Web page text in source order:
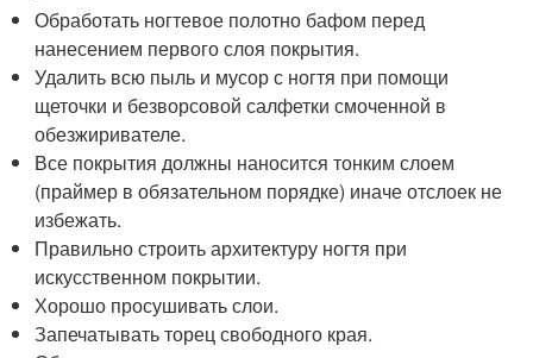
Обработать ногтевое полотно бафом перед
нанесением первого слоя покрытия.
Удалить всю пыль и мусор с ногтя при помощи
щеточки и безворсовой салфетки смоченной в
обезжиривателе.
Все покрытия должны наносится тонким слоем
(праймер в обязательном порядке) иначе отслоек не
избежать.
Правильно строить архитектуру ногтя при
искусственном покрытии.
Хорошо просушивать слои.
Запечатывать торец свободного края.